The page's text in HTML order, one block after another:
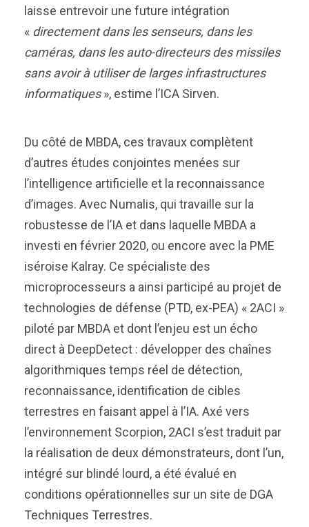
laisse entrevoir une future intégration
« directement dans les senseurs, dans les
caméras, dans les auto-directeurs des missiles
sans avoir à utiliser de larges infrastructures
informatiques», estime l’ICA Sirven.
Du côté de MBDA, ces travaux complètent
d’autres études conjointes menées sur
l’intelligence artificielle et la reconnaissance
d’images. Avec Numalis, qui travaille sur la
robustesse de l’IA et dans laquelle MBDA a
investi en février 2020, ou encore avec la PME
iséroise Kalray. Ce spécialiste des
microprocesseurs a ainsi participé au projet de
technologies de défense (PTD, ex-PEA) « 2ACI »
piloté par MBDA et dont l’enjeu est un écho
direct à DeepDetect : développer des chaînes
algorithmiques temps réel de détection,
reconnaissance, identification de cibles
terrestres en faisant appel à l’IA. Axé vers
l’environnement Scorpion, 2ACI s’est traduit par
la réalisation de deux démonstrateurs, dont l’un,
intégré sur blindé lourd, a été évalué en
conditions opérationnelles sur un site de DGA
Techniques Terrestres.